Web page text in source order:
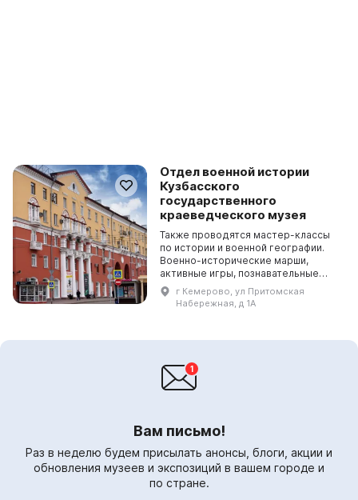
Отдел военной истории
Кузбасского
государственного
краеведческого музея
Также проводятся мастер-классы
по истории и военной географии.
Военно-исторические марши,
активные игры, познавательные
экскурсии по памятникам великой
Отечественной войны помогают
детям и молодежи по...
г Кемерово, ул Притомская
Набережная, д 1А
Вам письмо!
Раз в неделю будем присылать анонсы, блоги, акции и
обновления музеев и экспозиций в вашем городе и
по стране.